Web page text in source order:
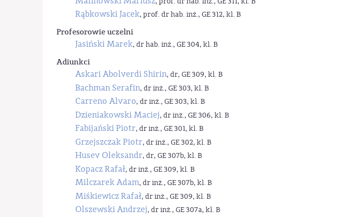
Rąbkowski Jacek, prof. dr hab. inż., GE 312, kl. B
Profesorowie uczelni
Jasiński Marek, dr hab. inż., GE 304, kl. B
Adiunkci
Askari Abolverdi Shirin, dr, GE 309, kl. B
Bachman Serafin, dr inż., GE 303, kl. B
Carreno Alvaro, dr inż., GE 303, kl. B
Dzieniakowski Maciej, dr inż., GE 306, kl. B
Fabijański Piotr, dr inż., GE 301, kl. B
Grzejszczak Piotr, dr inż., GE 302, kl. B
Husev Oleksandr, dr, GE 307b, kl. B
Kopacz Rafał, dr inż., GE 309, kl. B
Milczarek Adam, dr inż., GE 307b, kl. B
Miśkiewicz Rafał, dr inż., GE 309, kl. B
Olszewski Andrzej, dr inż., GE 307a, kl. B